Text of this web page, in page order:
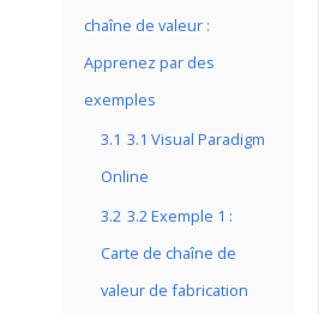
chaîne de valeur :
Apprenez par des
exemples
3.1 3.1 Visual Paradigm
Online
3.2 3.2 Exemple 1 :
Carte de chaîne de
valeur de fabrication